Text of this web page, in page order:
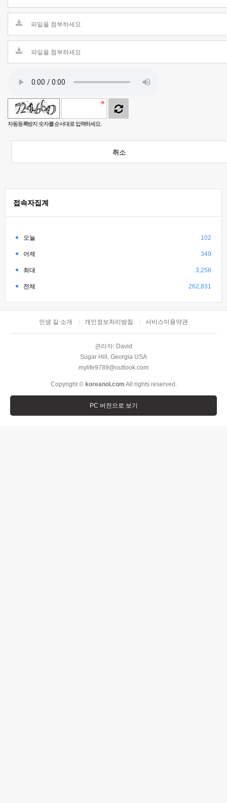
자동등록방지 숫자를 순서대로 입력하세요.
취소
접속자집계
오늘 102
어제 349
최대 3,256
전체 262,831
인생 길 소개 개인정보처리방침 서비스이용약관
관라자: David
Sugar Hill, Georgia USA
mylife9789@outlook.com
Copyright © koreanol.com All rights reserved.
PC 버전으로 보기